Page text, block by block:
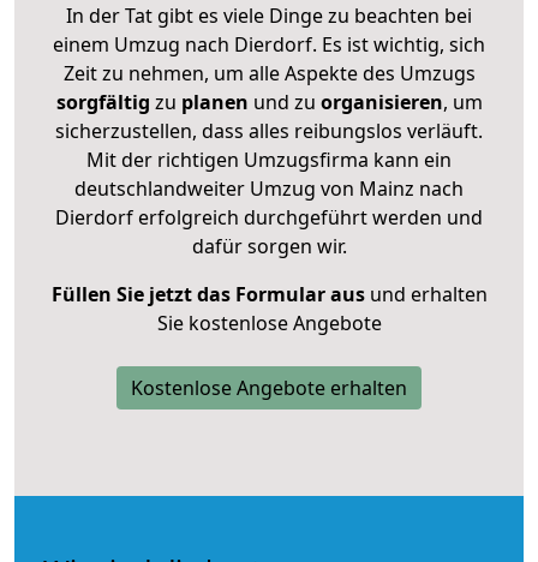
In der Tat gibt es viele Dinge zu beachten bei
einem Umzug nach Dierdorf. Es ist wichtig, sich
Zeit zu nehmen, um alle Aspekte des Umzugs
sorgfältig zu planen und zu organisieren, um
sicherzustellen, dass alles reibungslos verläuft.
Mit der richtigen Umzugsfirma kann ein
deutschlandweiter Umzug von Mainz nach
Dierdorf erfolgreich durchgeführt werden und
dafür sorgen wir.
Füllen Sie jetzt das Formular ausund erhalten
Sie kostenlose Angebote
Kostenlose Angebote erhalten